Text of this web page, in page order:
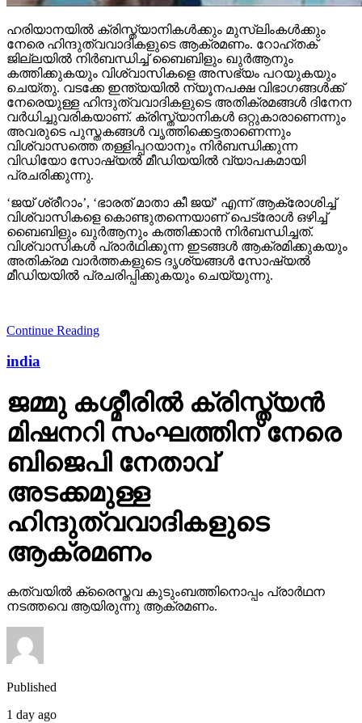
ഹരിയാനയില്‍ ക്രിസ്ത്യാനികള്‍ക്കും മുസ്‌ലിംകള്‍ക്കും
നേരെ ഹിന്ദുത്വവാദികളുടെ ആക്രമണം. റോഹ്തക്
ജില്ലയില്‍ നിര്‍ബന്ധിച്ച് ബൈബിളും ഖുര്‍ആനും
കത്തിക്കുകയും വിശ്വാസികളെ അസഭ്യം പറയുകയും
ചെയ്തു. വടക്കേ ഇന്ത്യയില്‍ ന്യൂനപക്ഷ വിഭാഗങ്ങള്‍ക്ക്
നേരെയുള്ള ഹിന്ദുത്വവാദികളുടെ അതിക്രമങ്ങള്‍ ദിനേന
വര്‍ധിച്ചുവരികയാണ്. ക്രിസ്ത്യാനികള്‍ ഒറ്റുകാരാണെന്നും
അവരുടെ പുസ്തകങ്ങള്‍ വൃത്തിക്കെട്ടതാണെന്നും
വിശ്വാസത്തെ തള്ളിപ്പറയാനും നിര്‍ബന്ധിക്കുന്ന
വിഡിയോ സോഷ്യല്‍ മീഡിയയില്‍ വ്യാപകമായി
പ്രചരിക്കുന്നു.
‘ജയ് ശ്രീറാം’, ‘ഭാരത് മാതാ കീ ജയ്’ എന്ന് ആക്രോശിച്ച്
വിശ്വാസികളെ കൊണ്ടുതന്നെയാണ് പെട്രോള്‍ ഒഴിച്ച്
ബൈബിളും ഖുര്‍ആനും കത്തിക്കാന്‍ നിര്‍ബന്ധിച്ചത്.
വിശ്വാസികള്‍ പ്രാര്‍ഥിക്കുന്ന ഇടങ്ങള്‍ ആക്രമിക്കുകയും
അതിക്രമ വാര്‍ത്തകളുടെ ദൃശ്യങ്ങള്‍ സോഷ്യല്‍
മീഡിയയില്‍ പ്രചരിപ്പിക്കുകയും ചെയ്യുന്നു.
Continue Reading
india
ജമ്മു കശ്മീരില്‍ ക്രിസ്ത്യന്‍
മിഷനറി സംഘത്തിന് നേരെ
ബിജെപി നേതാവ്
അടക്കമുള്ള
ഹിന്ദുത്വവാദികളുടെ
ആക്രമണം
കത്വയില്‍ ക്രൈസ്തവ കുടുംബത്തിനൊപ്പം പ്രാര്‍ഥന
നടത്തവെ ആയിരുന്നു ആക്രമണം.
Published
1 day ago